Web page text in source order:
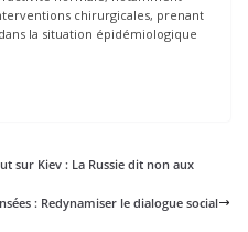
chirurgicales, prenant
la situation épidémiologique
sur Kiev : La Russie dit non aux
: Redynamiser le dialogue social